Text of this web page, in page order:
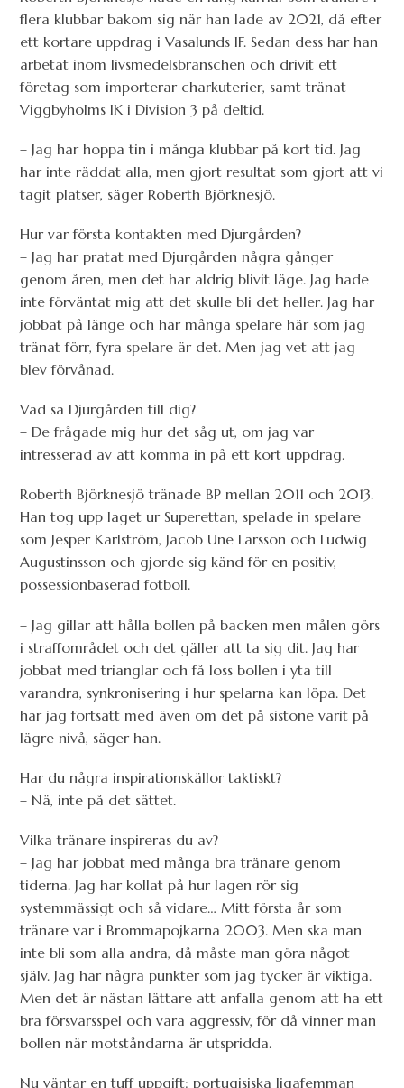
flera klubbar bakom sig när han lade av 2021, då efter
ett kortare uppdrag i Vasalunds IF. Sedan dess har han
arbetat inom livsmedelsbranschen och drivit ett
företag som importerar charkuterier, samt tränat
Viggbyholms IK i Division 3 på deltid.
– Jag har hoppa tin i många klubbar på kort tid. Jag
har inte räddat alla, men gjort resultat som gjort att vi
tagit platser, säger Roberth Björknesjö.
Hur var första kontakten med Djurgården?
– Jag har pratat med Djurgården några gånger
genom åren, men det har aldrig blivit läge. Jag hade
inte förväntat mig att det skulle bli det heller. Jag har
jobbat på länge och har många spelare här som jag
tränat förr, fyra spelare är det. Men jag vet att jag
blev förvånad.
Vad sa Djurgården till dig?
– De frågade mig hur det såg ut, om jag var
intresserad av att komma in på ett kort uppdrag.
Roberth Björknesjö tränade BP mellan 2011 och 2013.
Han tog upp laget ur Superettan, spelade in spelare
som Jesper Karlström, Jacob Une Larsson och Ludwig
Augustinsson och gjorde sig känd för en positiv,
possessionbaserad fotboll.
– Jag gillar att hålla bollen på backen men målen görs
i straffområdet och det gäller att ta sig dit. Jag har
jobbat med trianglar och få loss bollen i yta till
varandra, synkronisering i hur spelarna kan löpa. Det
har jag fortsatt med även om det på sistone varit på
lägre nivå, säger han.
Har du några inspirationskällor taktiskt?
– Nä, inte på det sättet.
Vilka tränare inspireras du av?
– Jag har jobbat med många bra tränare genom
tiderna. Jag har kollat på hur lagen rör sig
systemmässigt och så vidare… Mitt första år som
tränare var i Brommapojkarna 2003. Men ska man
inte bli som alla andra, då måste man göra något
själv. Jag har några punkter som jag tycker är viktiga.
Men det är nästan lättare att anfalla genom att ha ett
bra försvarsspel och vara aggressiv, för då vinner man
bollen när motståndarna är utspridda.
Nu väntar en tuff uppgift: portugisiska ligafemman